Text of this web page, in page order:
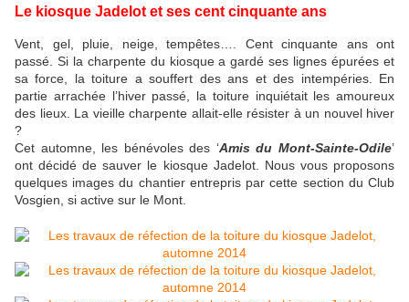
Le kiosque Jadelot et ses cent cinquante ans
Vent, gel, pluie, neige, tempêtes…. Cent cinquante ans ont
passé. Si la charpente du kiosque a gardé ses lignes épurées et
sa force, la toiture a souffert des ans et des intempéries. En
partie arrachée l’hiver passé, la toiture inquiétait les amoureux
des lieux. La vieille charpente allait-elle résister à un nouvel hiver
?
Cet automne, les bénévoles des ‘Amis du Mont-Sainte-Odile’
ont décidé de sauver le kiosque Jadelot. Nous vous proposons
quelques images du chantier entrepris par cette section du Club
Vosgien, si active sur le Mont.